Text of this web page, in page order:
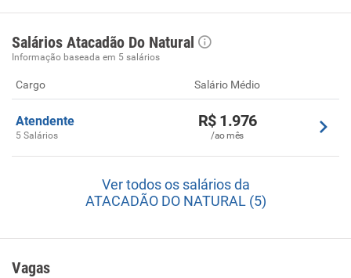
Salários Atacadão Do Natural
Informação baseada em 5 salários
Cargo Salário Médio
Atendente
5 Salários
R$ 1.976
/ao mês
Ver todos os salários da
ATACADÃO DO NATURAL (5)
Vagas